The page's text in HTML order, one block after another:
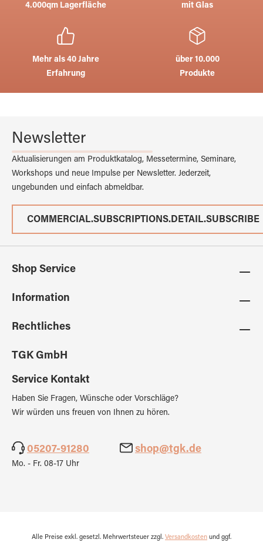
4.000qm Lagerfläche
mit Glas
Mehr als 40 Jahre
Erfahrung
über 10.000
Produkte
Newsletter
Aktualisierungen am Produktkatalog, Messetermine, Seminare,
Workshops und neue Impulse per Newsletter. Jederzeit,
ungebunden und einfach abmeldbar.
COMMERCIAL.SUBSCRIPTIONS.DETAIL.SUBSCRIBE
Shop Service
Information
Rechtliches
TGK GmbH
Service Kontakt
Haben Sie Fragen, Wünsche oder Vorschläge?
Wir würden uns freuen von Ihnen zu hören.
05207-91280 shop@tgk.de
Mo. - Fr. 08-17 Uhr
Alle Preise exkl. gesetzl. Mehrwertsteuer zzgl. Versandkosten und ggf.